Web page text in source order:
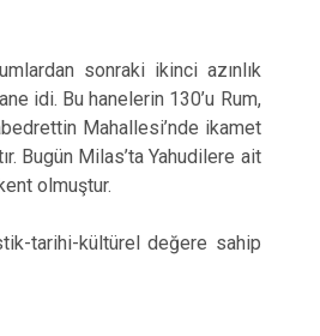
sonraki ikinci azınlık
idi. Bu hanelerin 130’u Rum,
Mahallesi’nde ikamet
Bugün Milas’ta Yahudilere ait
olmuştur.
tarihi-kültürel değere sahip